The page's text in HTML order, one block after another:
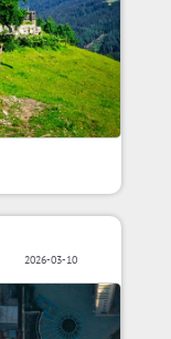
2026-03-10